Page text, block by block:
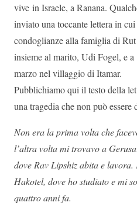
vive in Israele, a Ranana.
inviato una toccante lettera in
condoglianze alla famiglia di
insieme al marito, Udi Fogel, e
marzo nel villaggio di Itamar.
Pubblichiamo qui il testo della
una tragedia che non può
Non era la prima volta che
l’altra volta mi trovavo a
dove Rav Lipshiz abita e
Hakotel, dove ho studiato e mi
quattro anni fa.